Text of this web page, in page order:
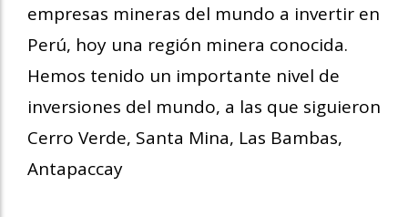
empresas mineras del mundo a invertir en
Perú, hoy una región minera conocida.
Hemos tenido un importante nivel de
inversiones del mundo, a las que siguieron
Cerro Verde, Santa Mina, Las Bambas,
Antapaccay